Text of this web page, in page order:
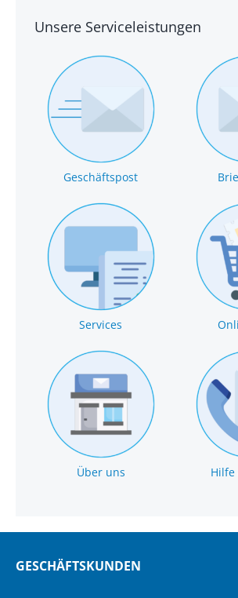
Unsere Serviceleistungen
Geschäftspost
Services
Über uns Hilfe
GESCHÄFTSKUNDEN